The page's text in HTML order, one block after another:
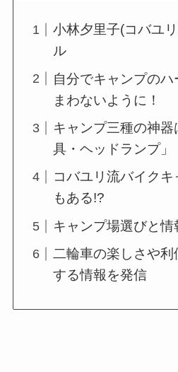
小林夕里子(コバユ
ル
自分でキャンプの
まわないように！
キャンプ三種の神
具・ヘッドランプ」
コバユリ流バイク
もある!?
キャンプ場選びと情
二輪車の楽しさや
する情報を発信